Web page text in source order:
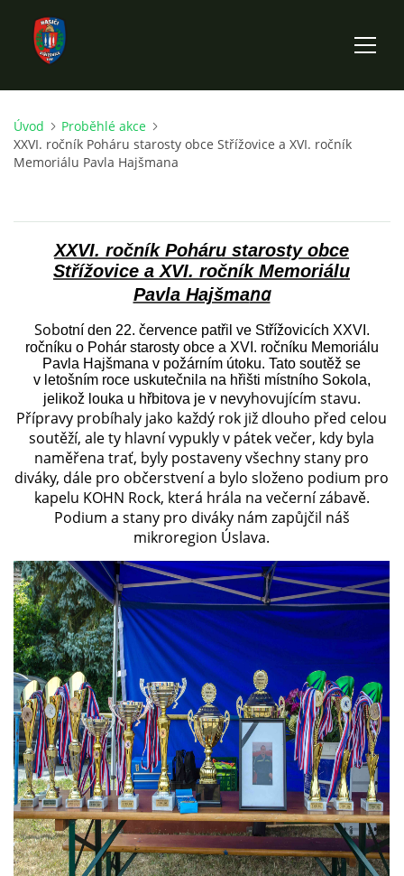
ÚVOD
VÝJEZDOVÁ JEDNOTKA
FOTOGALERIE
PLÁNOVANÉ AKCE
PROBĚHLÉ AKCE
KROUŽEK MH
DESATERO
SVATÝ FLORIÁN
MODLITBA HASIČE
ARCHIV
SH ČMS - SDH STŘÍŽOVICE
Úvod
Proběhlé akce
XXVI. ročník Poháru starosty obce Střížovice a XVI. ročník
Memoriálu Pavla Hajšmana
XXVI. ročník Poháru starosty obce
Střížovice a XVI. ročník Memoriálu
Pavla Hajšmana
Sobotní den 22. července patřil ve Střížovicích XXVI.
ročníku o Pohár starosty obce a XVI. ročníku Memoriálu
Pavla Hajšmana v požárním útoku. Tato soutěž se
v letošním roce uskutečnila na hřišti místního Sokola,
jelikož louka u hřbitova je v nevyhovujícím stavu.
Přípravy probíhaly jako každý rok již dlouho před celou
soutěží, ale ty hlavní vypukly v pátek večer, kdy byla
naměřena trať, byly postaveny všechny stany pro
diváky, dále pro občerstvení a bylo složeno podium pro
kapelu KOHN Rock, která hrála na večerní zábavě.
Podium a stany pro diváky nám zapůjčil náš
mikroregion Úslava.